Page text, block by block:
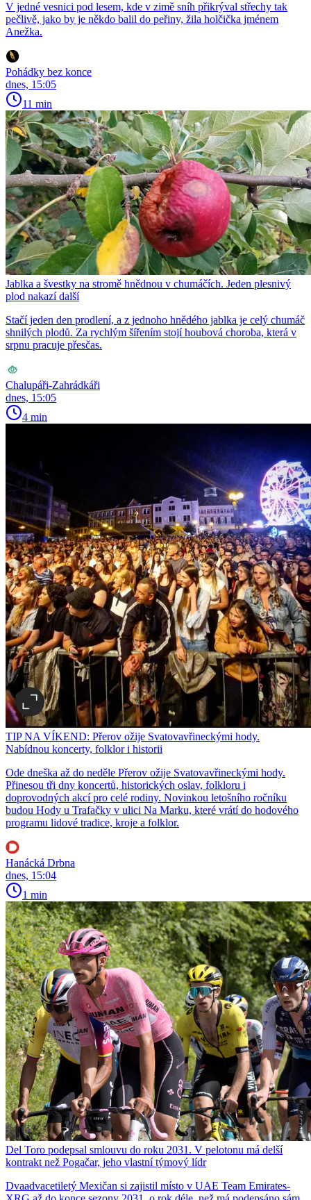
V jedné vesnici pod lesem, kde v zimě sníh přikrýval střechy tak
pečlivě, jako by je někdo balil do peřiny, žila holčička jménem
Anežka.
Pohádky bez konce
dnes, 15:05
11 min
Jablka a švestky na stromě hnědnou v chumáčích. Jeden plesnivý
plod nakazí další
Stačí jeden den prodlení, a z jednoho hnědého jablka je celý chumáč
shnilých plodů. Za rychlým šířením stojí houbová choroba, která v
srpnu pracuje přesčas.
Chalupáři-Zahrádkáři
dnes, 15:05
4 min
TIP NA VÍKEND: Přerov ožije Svatovavřineckými hody.
Nabídnou koncerty, folklor i historii
Ode dneška až do neděle Přerov ožije Svatovavřineckými hody.
Přinesou tři dny koncertů, historických oslav, folkloru i
doprovodných akcí pro celé rodiny. Novinkou letošního ročníku
budou Hody u Trafačky v ulici Na Marku, které vrátí do hodového
programu lidové tradice, kroje a folklor.
Hanácká Drbna
dnes, 15:04
1 min
Del Toro podepsal smlouvu do roku 2031. V pelotonu má delší
kontrakt než Pogačar, jeho vlastní týmový lídr
Dvaadvacetiletý Mexičan si zajistil místo v UAE Team Emirates-